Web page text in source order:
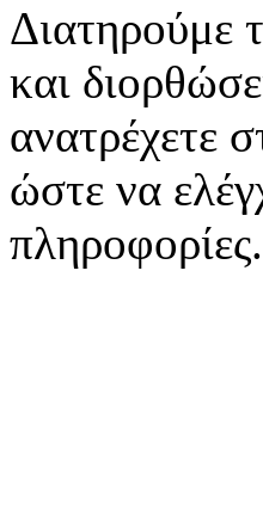
Διατηρούμε
και
ανατρέχετε
ώστε να
πληροφορίες.